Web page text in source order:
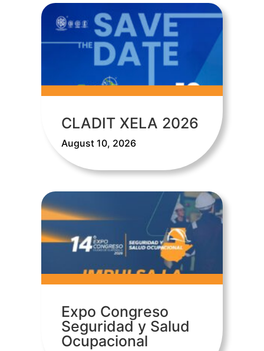
CLADIT XELA 2026
August 10, 2026
Expo Congreso
Seguridad y Salud
Ocupacional